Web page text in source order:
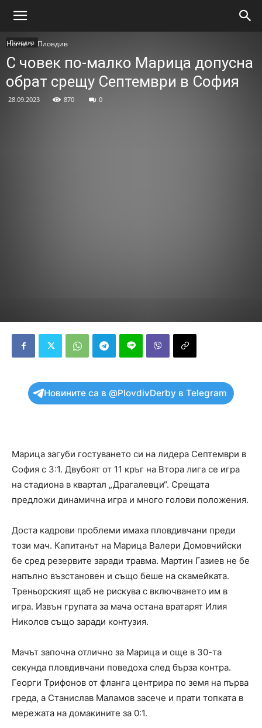
Home Пловдив
Пловдив
С човек по-малко Марица допусна
обрат срещу Септември в София
28.09.2023 870 0
Новините са в @PlovdivDerby в Telegram
Марица загуби гостуването си на лидера Септември в
София с 3:1. Двубоят от 11 кръг на Втора лига се игра
на стадиона в квартал „Драгалевци“. Срещата
предложи динамична игра и много голови положения.
Доста кадрови проблеми имаха пловдивчани преди
този мач. Капитанът на Марица Валери Домовчийски
бе сред резервите заради травма. Мартин Газиев не бе
напълно възстановен и също беше на скамейката.
Треньорският щаб не рискува с включването им в
игра. Извън групата за мача остана вратарят Илия
Николов също заради контузия.
Мачът започна отлично за Марица и още в 30-та
секунда пловдивчани поведоха след бърза контра.
Георги Трифонов от фланга центрира по земя на първа
греда, а Станислав Маламов засече и прати топката в
мережата на домакините за 0:1.